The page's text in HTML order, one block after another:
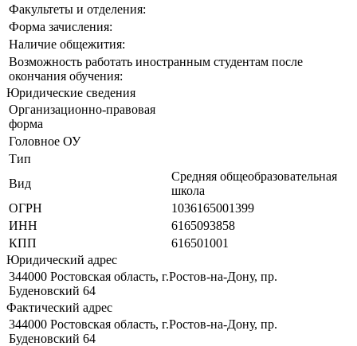
Факультеты и отделения:
Форма зачисления:
Наличие общежития:
Возможность работать иностранным студентам после
окончания обучения:
Юридические сведения
Организационно-правовая
форма
Головное ОУ
Тип
Вид
Средняя общеобразовательная
школа
ОГРН
1036165001399
ИНН
6165093858
КПП
616501001
Юридический адрес
344000 Ростовская область, г.Ростов-на-Дону, пр.
Буденовский 64
Фактический адрес
344000 Ростовская область, г.Ростов-на-Дону, пр.
Буденовский 64